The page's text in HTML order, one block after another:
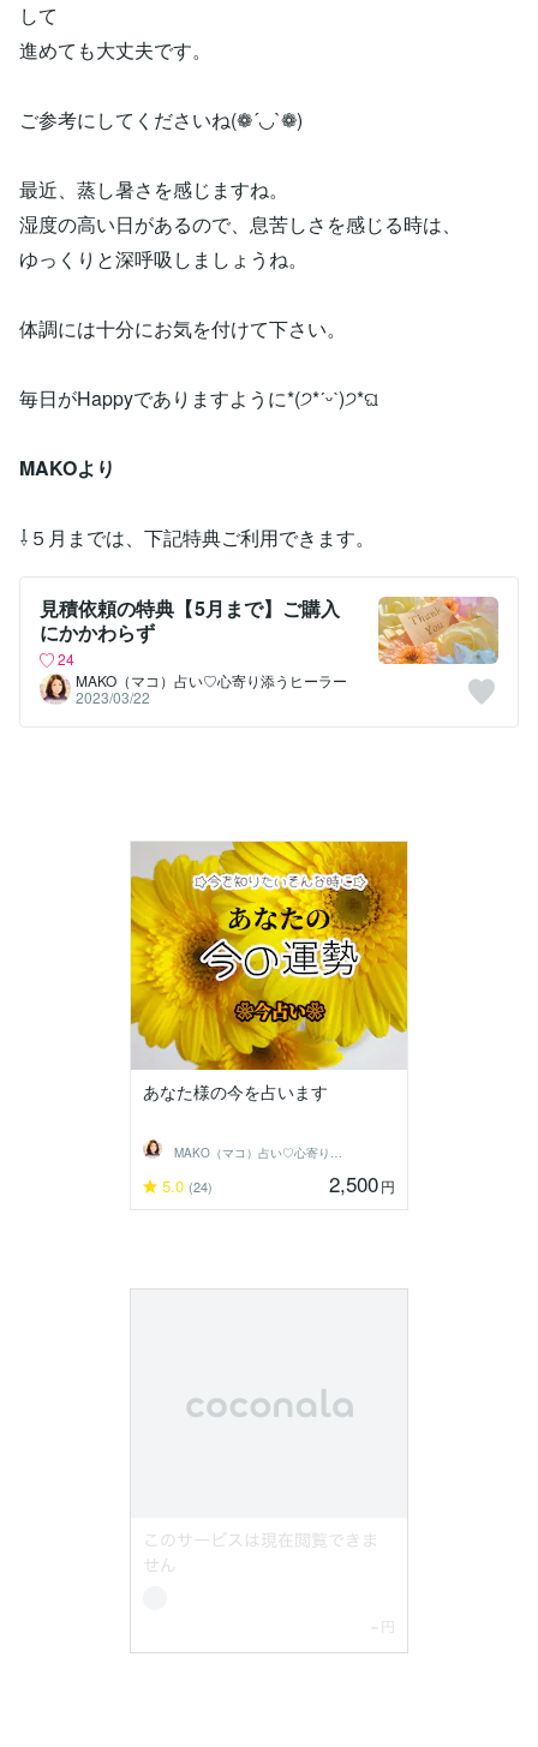
して
進めても大丈夫です。
ご参考にしてくださいね(❁´◡`❁)
最近、蒸し暑さを感じますね。
湿度の高い日があるので、息苦しさを感じる時は、
ゆっくりと深呼吸しましょうね。
体調には十分にお気を付けて下さい。
毎日がHappyでありますように*(੭*ˊᵕˋ)੭*ଘ
MAKOより
⇩５月までは、下記特典ご利用できます。
見積依頼の特典【5月まで】ご購入
にかかわらず
24
MAKO（マコ）占い♡心寄り添うヒーラー
2023/03/22
あなた様の今を占います
MAKO（マコ）占い♡心寄り添うヒーラー
5.0 (24) 2,500円